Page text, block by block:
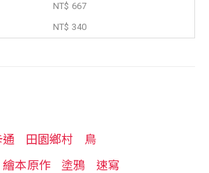
NT$ 667
NT$ 340
通 田園鄉村 鳥
繪本原作 塗鴉 速寫